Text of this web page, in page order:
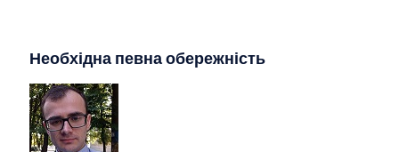
Необхідна певна обережність